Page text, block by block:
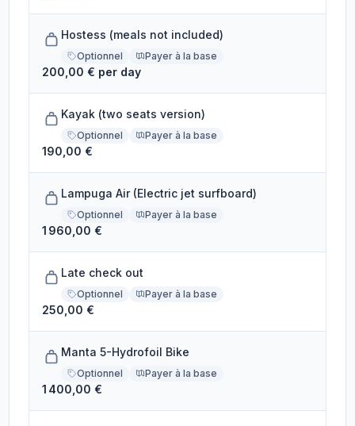
Hostess (meals not included)
Optionnel Payer à la base
200,00 € per day
Kayak (two seats version)
Optionnel Payer à la base
190,00 €
Lampuga Air (Electric jet surfboard)
Optionnel Payer à la base
1 960,00 €
Late check out
Optionnel Payer à la base
250,00 €
Manta 5-Hydrofoil Bike
Optionnel Payer à la base
1 400,00 €